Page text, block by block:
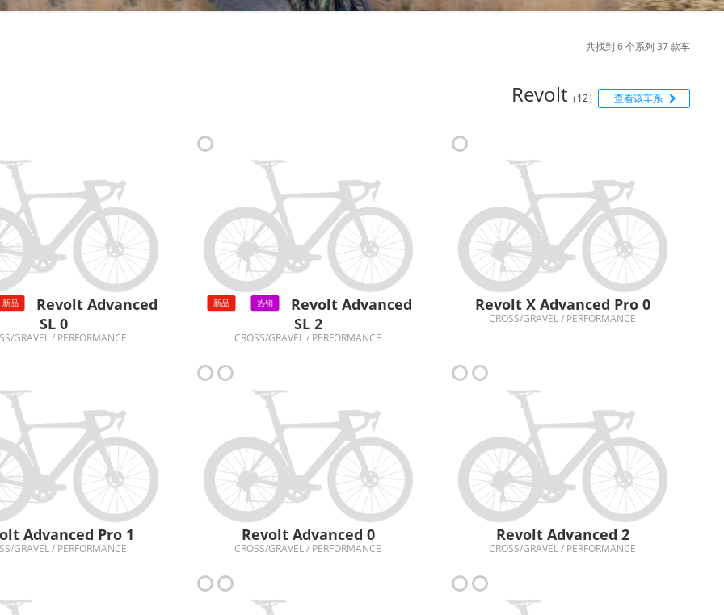
共找到 6 个系列 37 款车
Revolt （12） 查看该车系 
新品
Revolt Advanced
SL 0
GRAVEL / PERFORMANCE
新品 热销
Revolt Advanced
SL 2
CROSS/GRAVEL / PERFORMANCE
Revolt X Advanced Pro 0
CROSS/GRAVEL / PERFORMANCE
Advanced Pro 1
GRAVEL / PERFORMANCE
Revolt Advanced 0
CROSS/GRAVEL / PERFORMANCE
Revolt Advanced 2
CROSS/GRAVEL / PERFORMANCE